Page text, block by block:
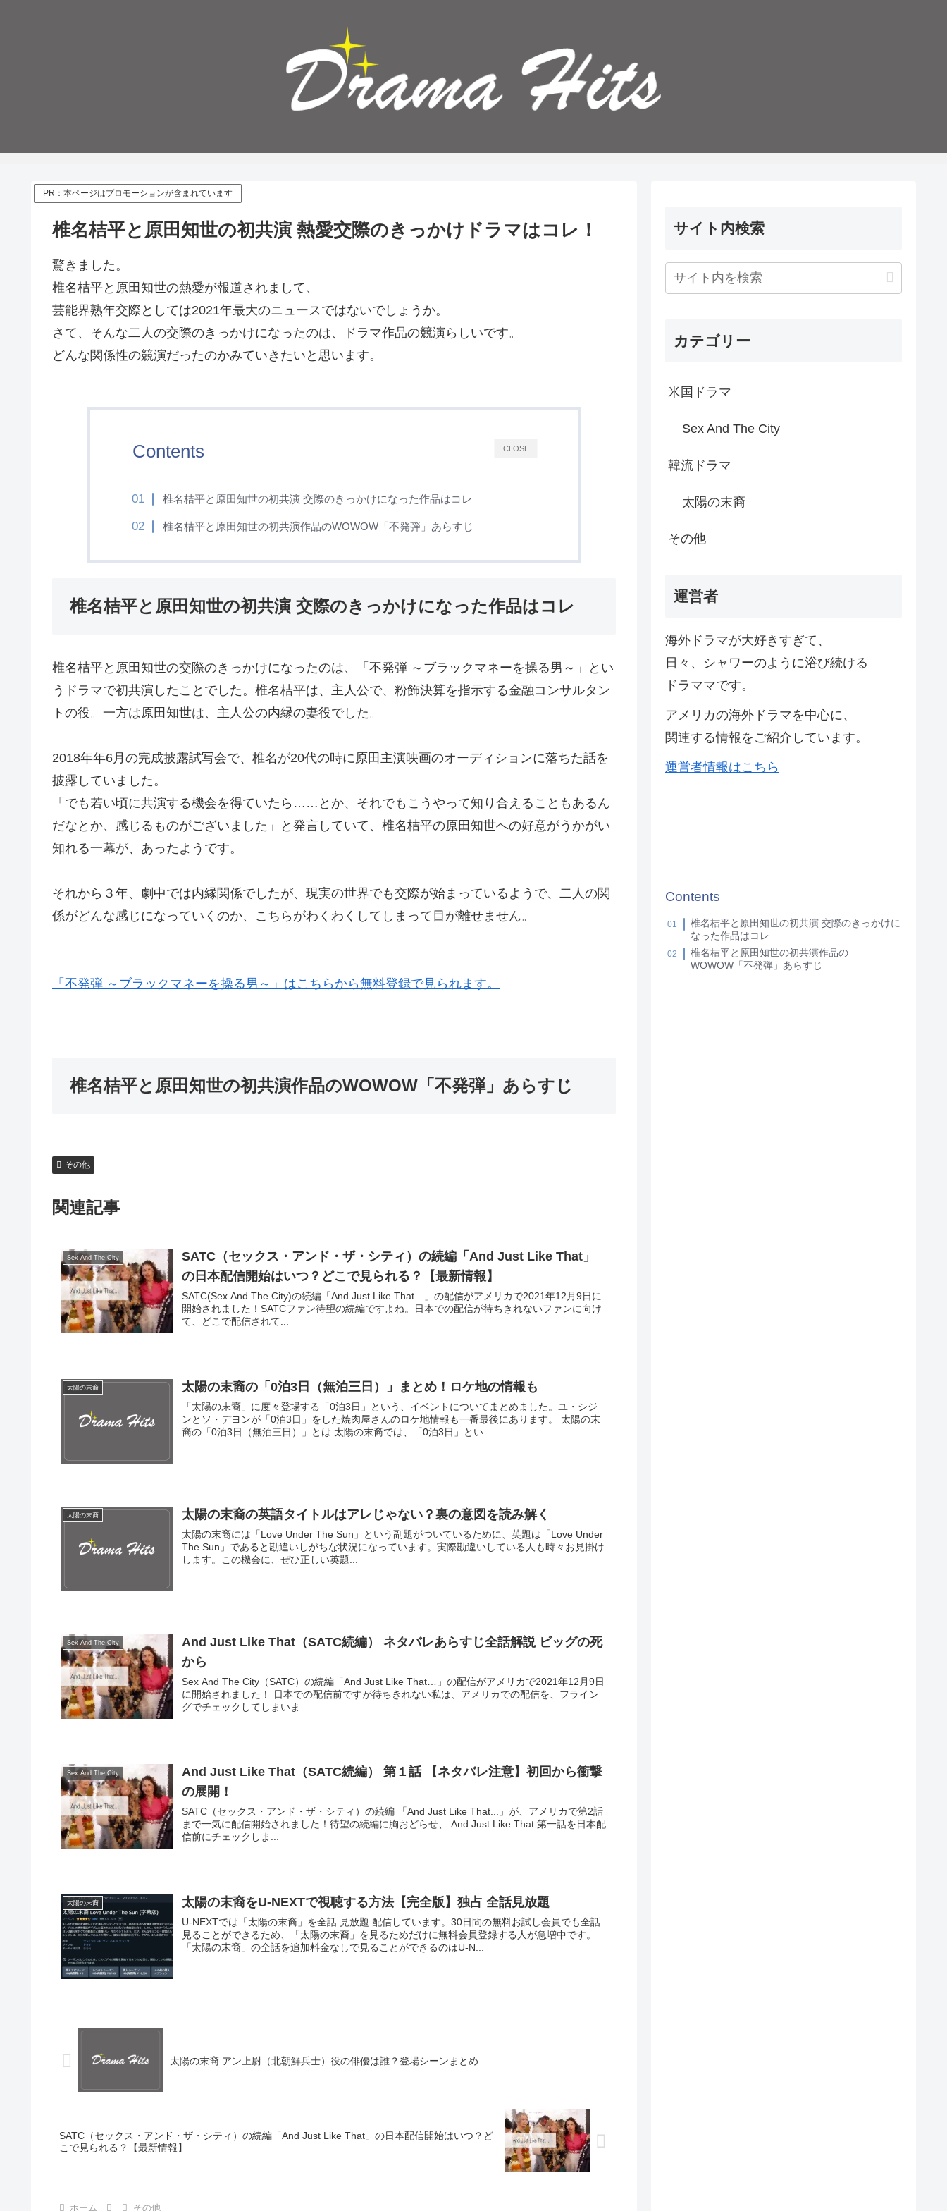
PR：本ページはプロモーションが含まれています
椎名桔平と原田知世の初共演 熱愛交際のきっかけドラマはコレ！
驚きました。
椎名桔平と原田知世の熱愛が報道されまして、
芸能界熟年交際としては2021年最大のニュースではないでしょうか。
さて、そんな二人の交際のきっかけになったのは、ドラマ作品の競演らしいです。
どんな関係性の競演だったのかみていきたいと思います。
CLOSE
Contents
椎名桔平と原田知世の初共演 交際のきっかけになった作品はコレ
椎名桔平と原田知世の初共演作品のWOWOW「不発弾」あらすじ
椎名桔平と原田知世の初共演 交際のきっかけになった作品はコレ
椎名桔平と原田知世の交際のきっかけになったのは、「不発弾 ～ブラックマネーを操る男～」とい
うドラマで初共演したことでした。椎名桔平は、主人公で、粉飾決算を指示する金融コンサルタン
トの役。一方は原田知世は、主人公の内縁の妻役でした。
2018年年6月の完成披露試写会で、椎名が20代の時に原田主演映画のオーディションに落ちた話を
披露していました。
「でも若い頃に共演する機会を得ていたら……とか、それでもこうやって知り合えることもあるん
だなとか、感じるものがございました」と発言していて、椎名桔平の原田知世への好意がうかがい
知れる一幕が、あったようです。
それから３年、劇中では内縁関係でしたが、現実の世界でも交際が始まっているようで、二人の関
係がどんな感じになっていくのか、こちらがわくわくしてしまって目が離せません。
「不発弾 ～ブラックマネーを操る男～」はこちらから無料登録で見られます。
椎名桔平と原田知世の初共演作品のWOWOW「不発弾」あらすじ
その他
関連記事
Sex And The City
SATC（セックス・アンド・ザ・シティ）の続編「And Just Like That」
の日本配信開始はいつ？どこで見られる？【最新情報】
SATC(Sex And The City)の続編「And Just Like That…」の配信がアメリカで2021年12月9日に
開始されました！SATCファン待望の続編ですよね。日本での配信が待ちきれないファンに向け
て、どこで配信されて...
太陽の末裔 太陽の末裔の「0泊3日（無泊三日）」まとめ！ロケ地の情報も
「太陽の末裔」に度々登場する「0泊3日」という、イベントについてまとめました。ユ・シジ
ンとソ・デヨンが「0泊3日」をした焼肉屋さんのロケ地情報も一番最後にあります。 太陽の末
裔の「0泊3日（無泊三日）」とは 太陽の末裔では、「0泊3日」とい...
太陽の末裔 太陽の末裔の英語タイトルはアレじゃない？裏の意図を読み解く
太陽の末裔には「Love Under The Sun」という副題がついているために、英題は「Love Under
The Sun」であると勘違いしがちな状況になっています。実際勘違いしている人も時々お見掛け
します。この機会に、ぜひ正しい英題...
Sex And The City
And Just Like That（SATC続編） ネタバレあらすじ全話解説 ビッグの死
から
Sex And The City（SATC）の続編「And Just Like That…」の配信がアメリカで2021年12月9日
に開始されました！ 日本での配信前ですが待ちきれない私は、アメリカでの配信を、フライン
グでチェックしてしまいま...
Sex And The City
And Just Like That（SATC続編） 第１話 【ネタバレ注意】初回から衝撃
の展開！
SATC（セックス・アンド・ザ・シティ）の続編 「And Just Like That...」が、アメリカで第2話
まで一気に配信開始されました！待望の続編に胸おどらせ、 And Just Like That 第一話を日本配
信前にチェックしま...
太陽の末裔 太陽の末裔をU-NEXTで視聴する方法【完全版】独占 全話見放題
U-NEXTでは「太陽の末裔」を全話 見放題 配信しています。30日間の無料お試し会員でも全話
見ることができるため、「太陽の末裔」を見るためだけに無料会員登録する人が急増中です。
「太陽の末裔」の全話を追加料金なしで見ることができるのはU-N...
太陽の末裔 アン上尉（北朝鮮兵士）役の俳優は誰？登場シーンまとめ
SATC（セックス・アンド・ザ・シティ）の続編「And Just Like That」の日本配信開始はいつ？ど
こで見られる？【最新情報】
ホーム その他
サイト内検索
カテゴリー
米国ドラマ
Sex And The City
韓流ドラマ
太陽の末裔
その他
運営者
海外ドラマが大好きすぎて、
日々、シャワーのように浴び続ける
ドラママです。
アメリカの海外ドラマを中心に、
関連する情報をご紹介しています。
運営者情報はこちら
Contents
椎名桔平と原田知世の初共演 交際のきっかけに
なった作品はコレ
椎名桔平と原田知世の初共演作品の
WOWOW「不発弾」あらすじ